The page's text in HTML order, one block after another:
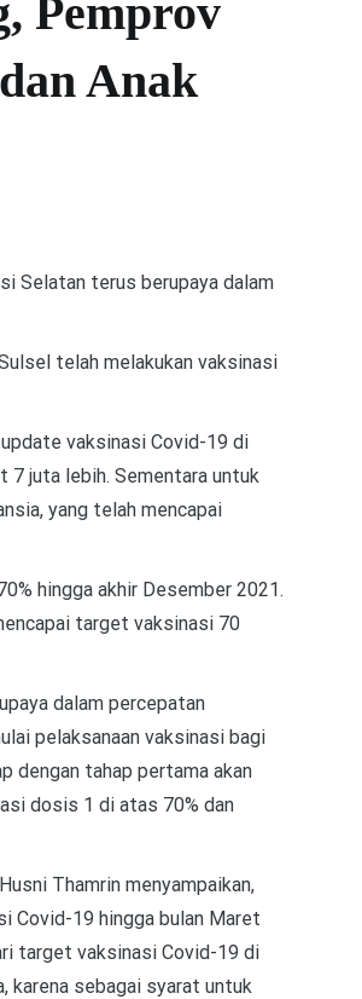
Pemprov
Anak
Selatan terus berupaya dalam
telah melakukan vaksinasi
vaksinasi Covid-19 di
7 juta lebih. Sementara untuk
yang telah mencapai
hingga akhir Desember 2021.
target vaksinasi 70
dalam percepatan
pelaksanaan vaksinasi bagi
dengan tahap pertama akan
dosis 1 di atas 70% dan
Thamrin menyampaikan,
Covid-19 hingga bulan Maret
target vaksinasi Covid-19 di
karena sebagai syarat untuk